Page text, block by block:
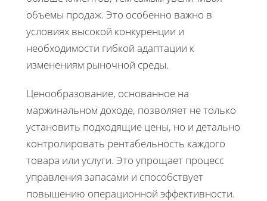
объемы продаж. Это особенно важно в
условиях высокой конкуренции и
необходимости гибкой адаптации к
изменениям рыночной среды.
Ценообразование, основанное на
маржинальном доходе, позволяет не только
установить подходящие цены, но и детально
контролировать рентабельность каждого
товара или услуги. Это упрощает процесс
управления запасами и способствует
повышению операционной эффективности.